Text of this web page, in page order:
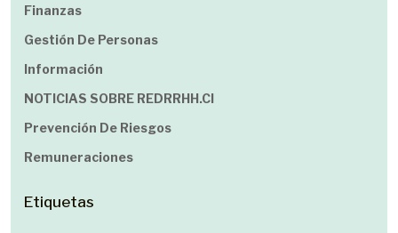
Finanzas
Gestión De Personas
Información
NOTICIAS SOBRE REDRRHH.cl
Prevención De Riesgos
Remuneraciones
Etiquetas